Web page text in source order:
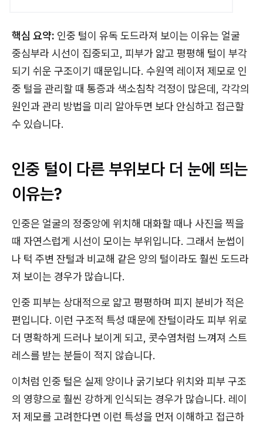
핵심 요약: 인중 털이 유독 도드라져 보이는 이유는 얼굴
중심부라 시선이 집중되고, 피부가 얇고 평평해 털이 부각
되기 쉬운 구조이기 때문입니다. 수원역 레이저 제모로 인
중 털을 관리할 때 통증과 색소침착 걱정이 많은데, 각각의
원인과 관리 방법을 미리 알아두면 보다 안심하고 접근할
수 있습니다.
인중 털이 다른 부위보다 더 눈에 띄는
이유는?
인중은 얼굴의 정중앙에 위치해 대화할 때나 사진을 찍을
때 자연스럽게 시선이 모이는 부위입니다. 그래서 눈썹이
나 턱 주변 잔털과 비교해 같은 양의 털이라도 훨씬 도드라
져 보이는 경우가 많습니다.
인중 피부는 상대적으로 얇고 평평하며 피지 분비가 적은
편입니다. 이런 구조적 특성 때문에 잔털이라도 피부 위로
더 명확하게 드러나 보이게 되고, 콧수염처럼 느껴져 스트
레스를 받는 분들이 적지 않습니다.
이처럼 인중 털은 실제 양이나 굵기보다 위치와 피부 구조
의 영향으로 훨씬 강하게 인식되는 경우가 많습니다. 레이
저 제모를 고려한다면 이런 특성을 먼저 이해하고 접근하